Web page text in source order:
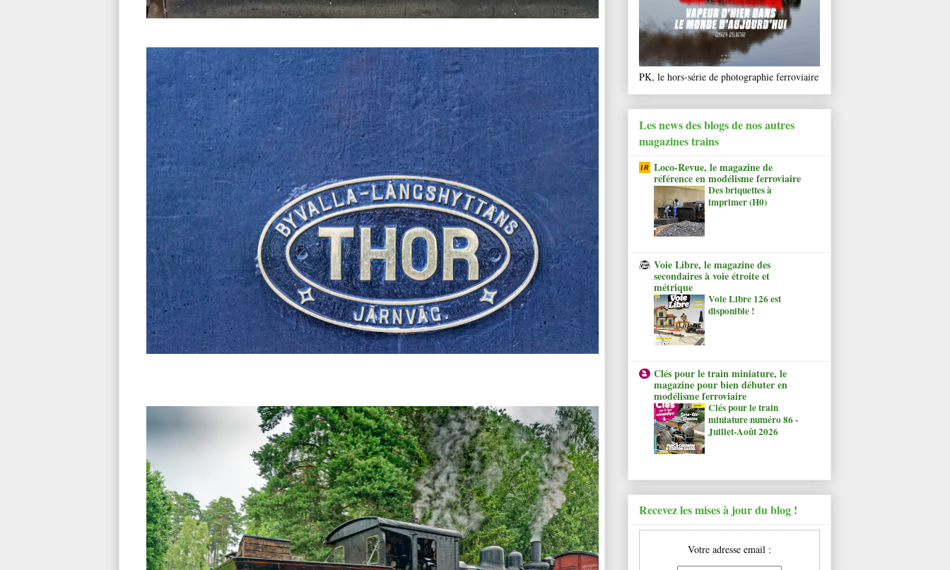
PK, le hors-série de photographie ferroviaire
Les news des blogs de nos autres
magazines trains
Loco-Revue, le magazine de
référence en modélisme ferroviaire
Des briquettes à
imprimer (H0)
Voie Libre, le magazine des
secondaires à voie étroite et
métrique
Voie Libre 126 est
disponible !
Clés pour le train miniature, le
magazine pour bien débuter en
modélisme ferroviaire
Clés pour le train
miniature numéro 86 -
Juillet-Août 2026
Recevez les mises à jour du blog !
Votre adresse email :